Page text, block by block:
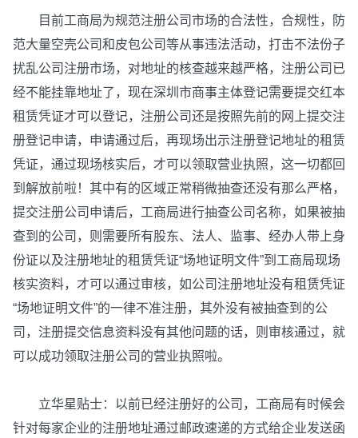
目前工商局为规范注册公司市场的合法性，合规性，防
范大量空壳公司和皮包公司等从事违法活动，打击不法份子
扰乱公司注册市场，对地址的核查越来越严格，注册公司已
经不能挂靠地址了，现在深圳市商事主体登记需要提交红本
租赁凭证才可以登记，注册公司还是按照先前的网上提交注
册登记申请，申请通过后，再现场出示注册登记地址的租赁
凭证，通过现场核实后，才可以领取营业执照，这一切都回
到解放前啦！其中有的区域正常稍微抽查还没有那么严格，
提交注册公司申请后，工商局进行抽查公司名称，如果被抽
查到的公司，则需要所有股东、法人、监事、经办人带上身
份证以及注册地址的租赁凭证“场地证明文件”到工商局现场
核实资料，才可以通过审核，如公司注册地址没有租赁凭证
“场地证明文件”的一律不准注册，其外没有被抽查到的公
司，注册提交信息资料没有其他问题的话，则审核通过，就
可以成功领取注册公司的营业执照啦。
立华星贴士：以前已经注册好的公司，工商局有时候会
针对每家企业的注册地址通过邮政速递的方式给企业发送函